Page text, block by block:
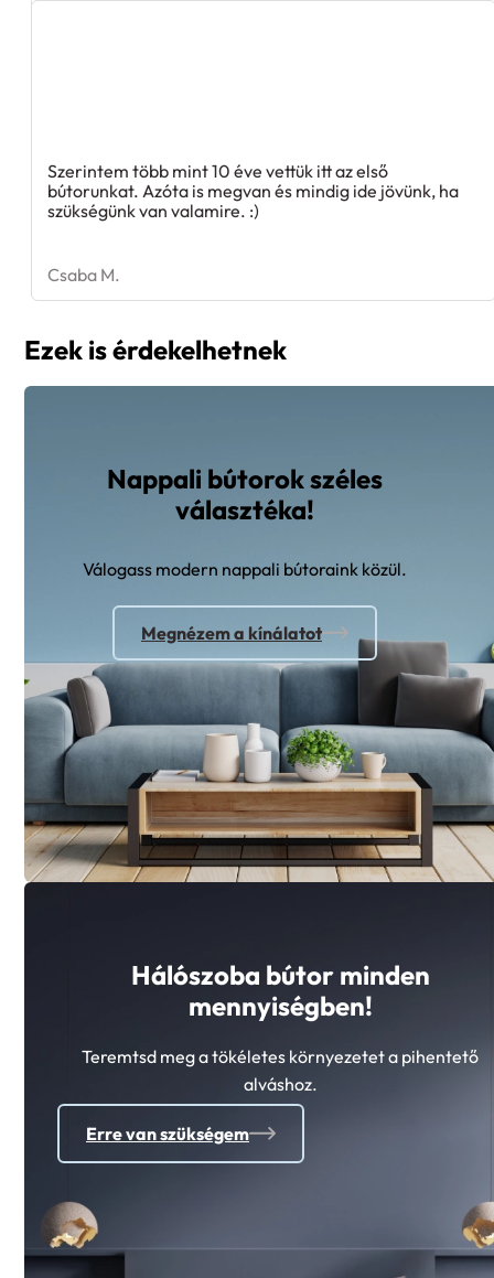
bútorunkat. Azóta is megvan és mindig ide jövünk, ha
szükségünk van valamire. :)
választéka!
Megnézem a kínálatot
mennyiségben!
Teremtsd meg a tökéletes környezetet a pihentető
alváshoz.
Erre van szükségem